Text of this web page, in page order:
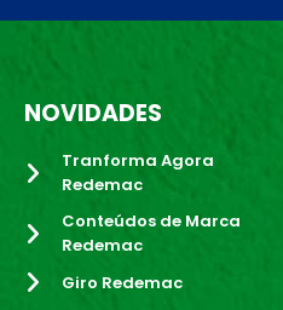
NOVIDADES
Tranforma Agora
Redemac
Conteúdos de Marca
Redemac
Giro Redemac